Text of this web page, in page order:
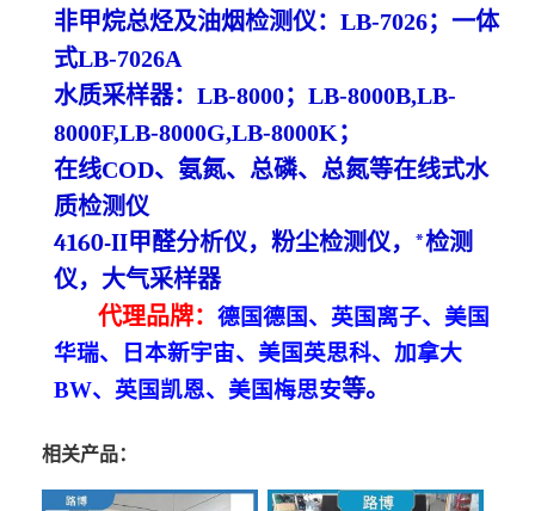
非甲烷总烃及油烟检测仪： LB-7026；一体
式LB-7026A
水质采样器： LB-8000； LB-8000B,LB-
8000F,LB-8000G,LB-8000K；
在线COD、氨氮、总磷、总氮等在线式水
质检测仪
4160-II甲醛分析仪，粉尘检测仪，*检测
仪，大气采样器
代理品牌： 德国德国、英国离子、美国
华瑞、日本新宇宙、美国英思科、加拿大
BW、英国凯恩、美国梅思安等。
相关产品：